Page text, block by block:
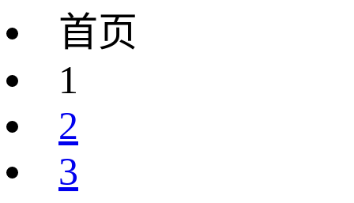
首页
1
2
3